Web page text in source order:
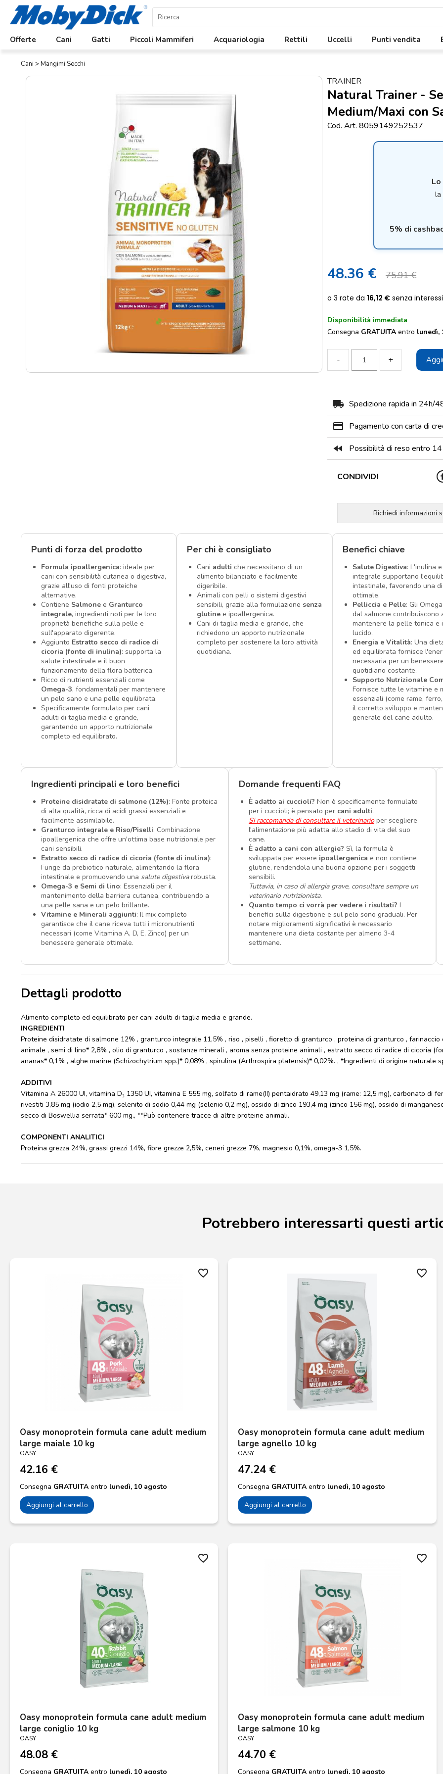
Offerte Cani Gatti Piccoli Mammiferi Acquariologia Rettili Uccelli Punti vendita
Home
Cani
Cani > Mangimi Secchi
TRAINER
Natural Trainer -
Medium/Maxi con
Cod. Art. 8059149252537
la
5% di
48.36 € 75.91 €
Disponibilità immediata
Consegna GRATUITA entro lunedì,
- +
local_shipping Spedizione rapida in 24h/
payment Pagamento con carta di
fast_rewind Possibilità di reso entro 14
CONDIVIDI
Richiedi informazioni
Punti di forza del prodotto
Formula ipoallergenica: ideale per
cani con sensibilità cutanea o digestiva,
grazie all'uso di fonti proteiche
alternative.
Contiene Salmone e Granturco
integrale, ingredienti noti per le loro
proprietà benefiche sulla pelle e
sull'apparato digerente.
Aggiunto Estratto secco di radice di
cicoria (fonte di inulina): supporta la
salute intestinale e il buon
funzionamento della flora batterica.
Ricco di nutrienti essenziali come
Omega-3, fondamentali per mantenere
un pelo sano e una pelle equilibrata.
Specificamente formulato per cani
adulti di taglia media e grande,
garantendo un apporto nutrizionale
completo ed equilibrato.
Per chi è consigliato
Cani adulti che necessitano di un
alimento bilanciato e facilmente
digeribile.
Animali con pelli o sistemi digestivi
sensibili, grazie alla formulazione senza
glutine e ipoallergenica.
Cani di taglia media e grande, che
richiedono un apporto nutrizionale
completo per sostenere la loro attività
quotidiana.
Benefici chiave
Salute Digestiva: L'inulina
integrale supportano
intestinale, favorendo una
ottimale.
Pelliccia e Pelle: Gli
dal salmone contribuiscono
mantenere la pelle tonica e
lucido.
Energia e Vitalità: Una
ed equilibrata fornisce
necessaria per un benessere
quotidiano costante.
Supporto Nutrizionale
Fornisce tutte le vitamine e
essenziali (come rame,
il corretto sviluppo e
generale del cane adulto.
Ingredienti principali e loro benefici
Proteine disidratate di salmone (12%): Fonte proteica
di alta qualità, ricca di acidi grassi essenziali e
facilmente assimilabile.
Granturco integrale e Riso/Piselli: Combinazione
ipoallergenica che offre un'ottima base nutrizionale per
cani sensibili.
Estratto secco di radice di cicoria (fonte di inulina):
Funge da prebiotico naturale, alimentando la flora
intestinale e promuovendo una salute digestivarobusta.
Omega-3 e Semi di lino: Essenziali per il
mantenimento della barriera cutanea, contribuendo a
una pelle sana e un pelo brillante.
Vitamine e Minerali aggiunti: Il mix completo
garantisce che il cane riceva tutti i micronutrienti
necessari (come Vitamina A, D, E, Zinco) per un
benessere generale ottimale.
Domande frequenti FAQ
È adatto ai cuccioli? Non è specificamente formulato
per i cuccioli; è pensato per cani adulti.
Si raccomanda di consultare il veterinarioper scegliere
l'alimentazione più adatta allo stadio di vita del suo
cane.
È adatto a cani con allergie? Sì, la formula è
sviluppata per essere ipoallergenica e non contiene
glutine, rendendola una buona opzione per i soggetti
sensibili.
Tuttavia, in caso di allergia grave, consultare sempre un
veterinario nutrizionista.
Quanto tempo ci vorrà per vedere i risultati? I
benefici sulla digestione e sul pelo sono graduali. Per
notare miglioramenti significativi è necessario
mantenere una dieta costante per almeno 3-4
settimane.
Dettagli prodotto
Alimento completo ed equilibrato per cani adulti di taglia media e grande.
INGREDIENTI
Proteine disidratate di salmone 12% , granturco integrale 11,5% , riso , piselli , fioretto di granturco , proteina di granturco ,
animale , semi di lino* 2,8% , olio di granturco , sostanze minerali , aroma senza proteine animali , estratto secco di radice di cicoria
ananas* 0,1% , alghe marine (Schizochytrium spp.)* 0,08% , spirulina (Arthrospira platensis)* 0,02%. , *Ingredienti di origine naturale
ADDITIVI
Vitamina A 26000 UI, vitamina D₃ 1350 UI, vitamina E 555 mg, solfato di rame(II) pentaidrato 49,13 mg (rame: 12,5 mg), carbonato di
rivestiti 3,85 mg (iodio 2,5 mg), selenito di sodio 0,44 mg (selenio 0,2 mg), ossido di zinco 193,4 mg (zinco 156 mg), ossido di
secco di Boswellia serrata* 600 mg., **Può contenere tracce di altre proteine animali.
COMPONENTI ANALITICI
Proteina grezza 24%, grassi grezzi 14%, fibre grezze 2,5%, ceneri grezze 7%, magnesio 0,1%, omega-3 1,5%.
Potrebbero interessarti questi
favorite_border
Oasy monoprotein formula cane adult medium
large maiale 10 kg
OASY
42.16 €
Consegna GRATUITA entro lunedì, 10 agosto
Aggiungi al carrello
favorite_border
Oasy monoprotein formula cane adult medium
large agnello 10 kg
OASY
47.24 €
Consegna GRATUITA entro lunedì, 10 agosto
Aggiungi al carrello
favorite_border
Oasy monoprotein formula cane adult medium
large coniglio 10 kg
OASY
48.08 €
Consegna GRATUITA entro lunedì, 10 agosto
favorite_border
Oasy monoprotein formula cane adult medium
large salmone 10 kg
OASY
44.70 €
Consegna GRATUITA entro lunedì, 10 agosto